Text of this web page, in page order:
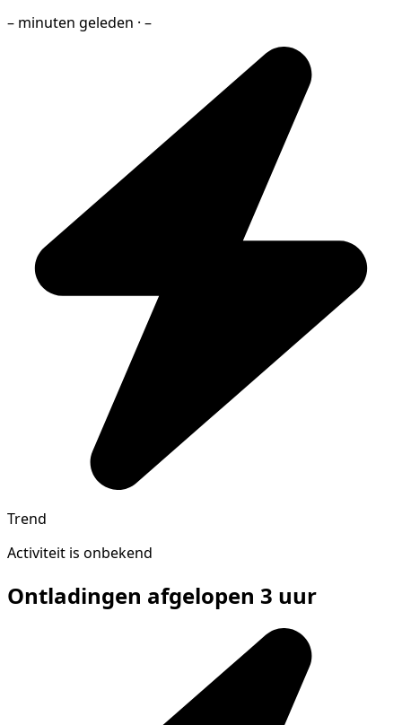
– minuten geleden · –
Trend
Activiteit is onbekend
Ontladingen afgelopen 3 uur